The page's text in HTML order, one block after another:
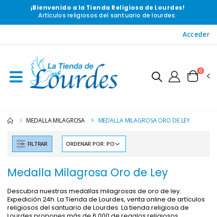
¡Bienvenido a la Tienda Religiosa de Lourdes!
Artículos religiosos del santuario de lourdes.
Acceder
0
MEDALLA MILAGROSA MEDALLA MILAGROSA ORO DE LEY
FILTRAR
Medalla Milagrosa Oro de Ley
Descubra nuestras medallas milagrosas de oro de ley.
Expedición 24h. La Tienda de Lourdes, venta online de artículos
religiosos del santuario de Lourdes. La tienda religiosa de